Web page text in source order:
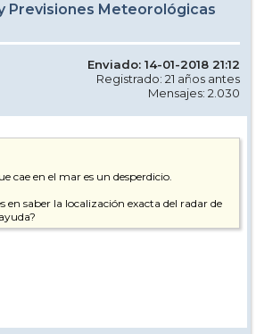
Previsiones Meteorológicas
Enviado: 14-01-2018 21:12
Registrado: 21 años antes
Mensajes: 2.030
cae en el mar es un desperdicio.
en saber la localización exacta del radar de